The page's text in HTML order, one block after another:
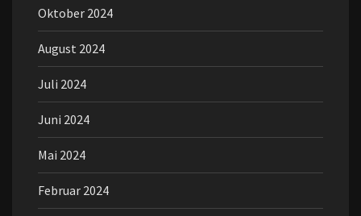
Oktober 2024
August 2024
Juli 2024
Juni 2024
Mai 2024
Februar 2024